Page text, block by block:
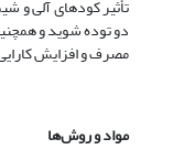
تأثیر کودهای آلی و
دو توده شوید و
مصرف و افزایش
موادوروش‌ها